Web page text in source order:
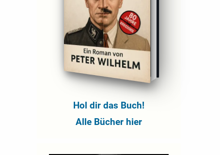
Hol dir das Buch!
Alle Bücher hier